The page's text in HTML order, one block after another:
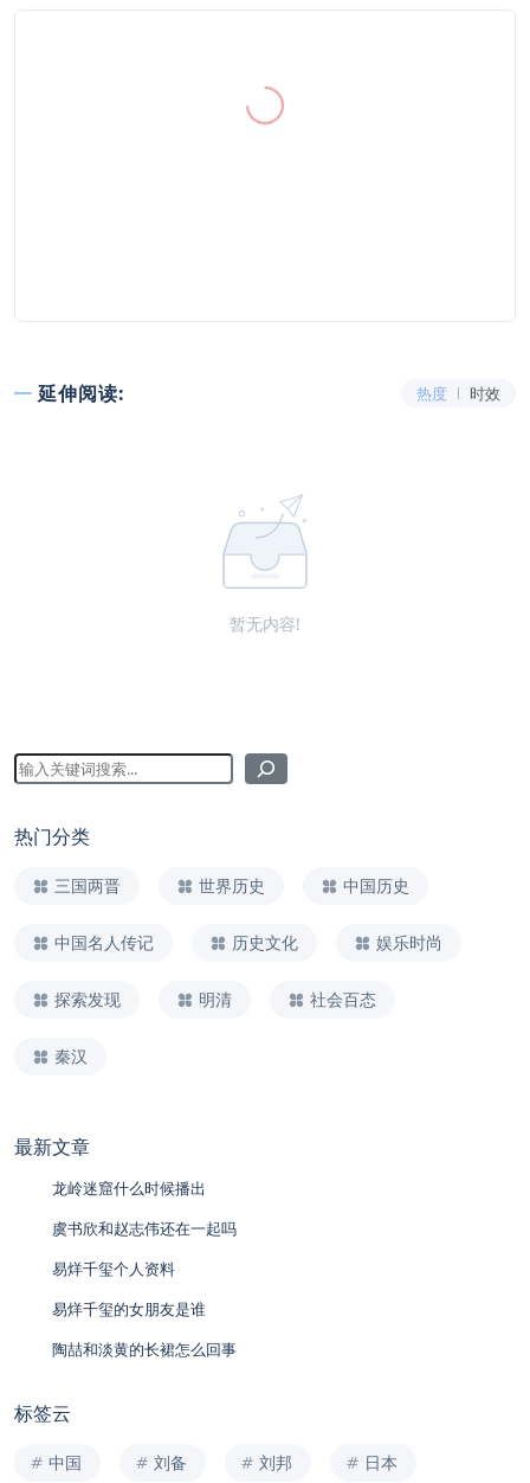
延伸阅读: 热度 时效
暂无内容!
热门分类
三国两晋 世界历史 中国历史
中国名人传记 历史文化 娱乐时尚
探索发现 明清 社会百态
秦汉
最新文章
龙岭迷窟什么时候播出
虞书欣和赵志伟还在一起吗
易烊千玺个人资料
易烊千玺的女朋友是谁
陶喆和淡黄的长裙怎么回事
标签云
中国 刘备 刘邦 日本